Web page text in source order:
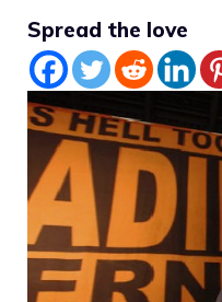
Spread the love